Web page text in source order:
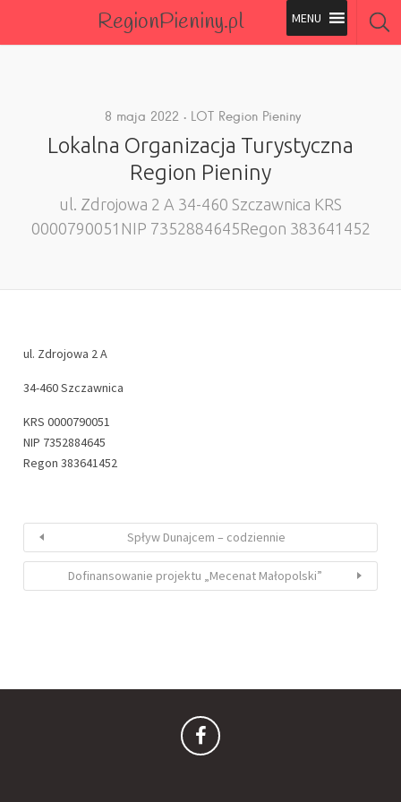
RegionPieniny.pl
Wszystkie Obiekty
8 maja 2022 LOT Region Pieniny
Lokalna Organizacja Turystyczna
Region Pieniny
ul. Zdrojowa 2 A 34-460 Szczawnica KRS
0000790051NIP 7352884645Regon 383641452
ul. Zdrojowa 2 A
34-460 Szczawnica
KRS 0000790051
NIP 7352884645
Regon 383641452
Spływ Dunajcem – codziennie
Dofinansowanie projektu „Mecenat Małopolski”